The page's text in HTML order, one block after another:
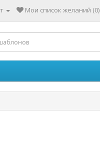
Мои список желаний (0)